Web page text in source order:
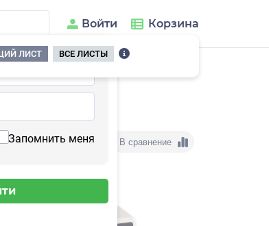
Войти
Запомнить меня
Корзина
ЛИСТ
ВСЕ ЛИСТЫ
/ РМ-4-R3
В сравнение